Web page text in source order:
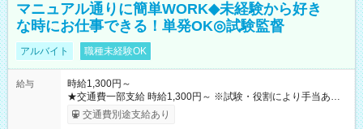
マニュアル通りに簡単WORK◆未経験から好き
な時にお仕事できる！単発OK◎試験監督
アルバイト 職種未経験OK
給与
時給1,300円～
★交通費一部支給 時給1,300円～ ※試験・役割により手当あり
※勤務回数により昇給あり 【即給（前払い）オプションあ
り！】 希望される場合、勤務から1週間ほどで給与の一部を受け
交通費別途支給あり